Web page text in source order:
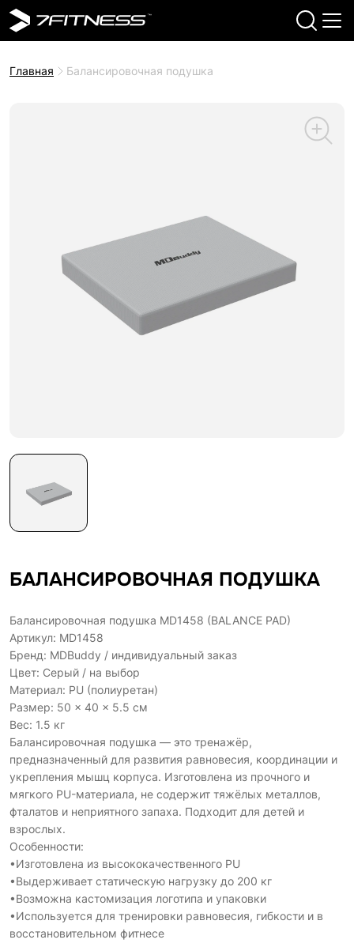
Главная Балансировочная подушка
БАЛАНСИРОВОЧНАЯ ПОДУШКА
Балансировочная подушка MD1458 (BALANCE PAD)
Артикул: MD1458
Бренд: MDBuddy / индивидуальный заказ
Цвет: Серый / на выбор
Материал: PU (полиуретан)
Размер: 50 × 40 × 5.5 см
Вес: 1.5 кг
Балансировочная подушка — это тренажёр,
предназначенный для развития равновесия, координации и
укрепления мышц корпуса. Изготовлена из прочного и
мягкого PU-материала, не содержит тяжёлых металлов,
фталатов и неприятного запаха. Подходит для детей и
взрослых.
Особенности:
•Изготовлена из высококачественного PU
•Выдерживает статическую нагрузку до 200 кг
•Возможна кастомизация логотипа и упаковки
•Используется для тренировки равновесия, гибкости и в
восстановительном фитнесе